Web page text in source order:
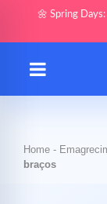
🌼 Spring
Home -
braços